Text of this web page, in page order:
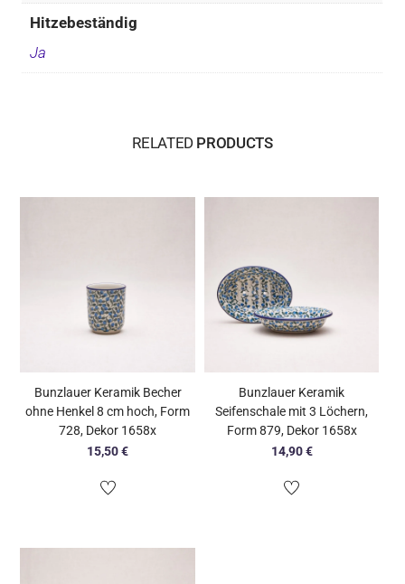
Hitzebeständig
Ja
RELATEDPRODUCTS
Bunzlauer Keramik Becher
ohne Henkel 8 cm hoch, Form
728, Dekor 1658x
15,50€
Bunzlauer Keramik
Seifenschale mit 3 Löchern,
Form 879, Dekor 1658x
14,90€